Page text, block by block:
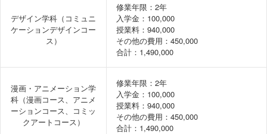
デザイン学科（コミュニ
ケーションデザインコー
ス）
修業年限：2年
入学金：100,000
授業料：940,000
その他の費用：450,000
合計：1,490,000
漫画・アニメーション学
科（漫画コース、アニメ
ーションコース、コミッ
クアートコース）
修業年限：2年
入学金：100,000
授業料：940,000
その他の費用：450,000
合計：1,490,000